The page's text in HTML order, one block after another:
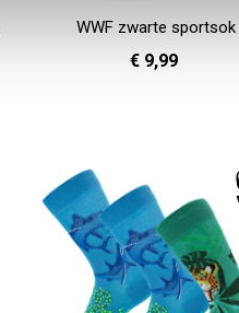
WWF zwarte sportsok
€ 9,99